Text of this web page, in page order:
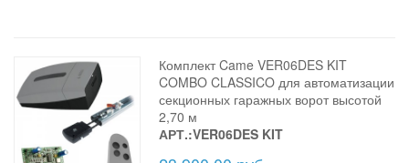
Комплект Came VER06DES KIT
COMBO CLASSICO для автоматизации
секционных гаражных ворот высотой
2,70 м
АРТ.:VER06DES KIT